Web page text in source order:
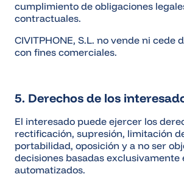
cumplimiento de obligaciones
contractuales.
CIVITPHONE, S.L. no vende ni cede
con fines comerciales.
5. Derechos de los
El interesado puede ejercer los
rectificación, supresión, limitación
portabilidad, oposición y a no ser
decisiones basadas
automatizados.